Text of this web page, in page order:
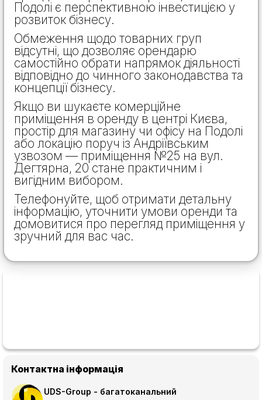
Подолі є перспективною інвестицією у
розвиток бізнесу.
Обмеження щодо товарних груп
відсутні, що дозволяє орендарю
самостійно обрати напрямок діяльності
відповідно до чинного законодавства та
концепції бізнесу.
Якщо ви шукаєте комерційне
приміщення в оренду в центрі Києва,
простір для магазину чи офісу на Подолі
або локацію поруч із Андріївським
узвозом — приміщення №25 на вул.
Дегтярна, 20 стане практичним і
вигідним вибором.
Телефонуйте, щоб отримати детальну
інформацію, уточнити умови оренди та
домовитися про перегляд приміщення у
зручний для вас час.
Контактна інформація
UDS-Group - багатоканальний